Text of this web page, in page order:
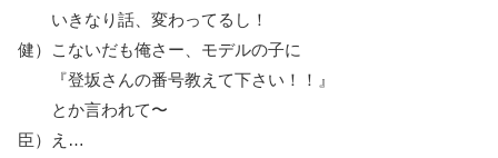
いきなり話、変わってるし！
健）こないだも俺さー、モデルの子に
『登坂さんの番号教えて下さい！！』
とか言われて〜
臣）え…